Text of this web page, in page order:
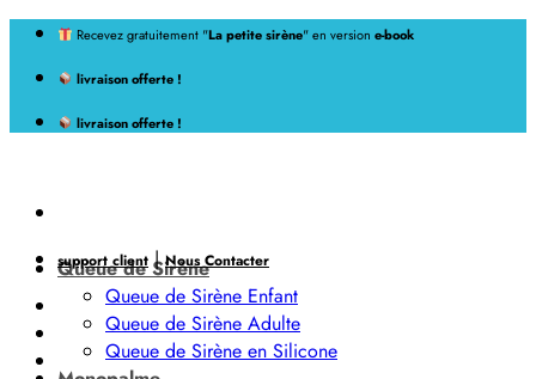
Passer
contenu
Recevez gratuitement "La petite sirène" en version e-book
livraison offerte !
livraison offerte !
support client |Nous Contacter
Queue de Sirène
Queue de Sirène Enfant
Queue de Sirène Adulte
Queue de Sirène en Silicone